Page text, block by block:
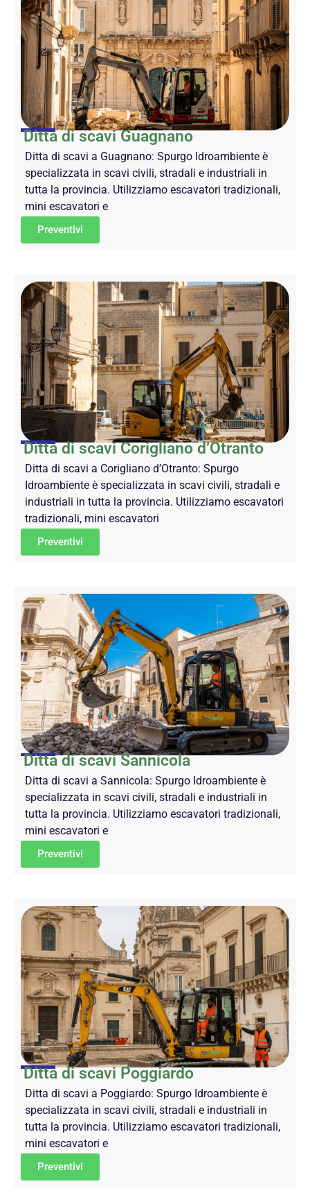
Ditta di scavi Guagnano
Ditta di scavi a Guagnano: Spurgo Idroambiente è
specializzata in scavi civili, stradali e industriali in
tutta la provincia. Utilizziamo escavatori tradizionali,
mini escavatori e
Preventivi
Ditta di scavi Corigliano d’Otranto
Ditta di scavi a Corigliano d’Otranto: Spurgo
Idroambiente è specializzata in scavi civili, stradali e
industriali in tutta la provincia. Utilizziamo escavatori
tradizionali, mini escavatori
Preventivi
Ditta di scavi Sannicola
Ditta di scavi a Sannicola: Spurgo Idroambiente è
specializzata in scavi civili, stradali e industriali in
tutta la provincia. Utilizziamo escavatori tradizionali,
mini escavatori e
Preventivi
Ditta di scavi Poggiardo
Ditta di scavi a Poggiardo: Spurgo Idroambiente è
specializzata in scavi civili, stradali e industriali in
tutta la provincia. Utilizziamo escavatori tradizionali,
mini escavatori e
Preventivi